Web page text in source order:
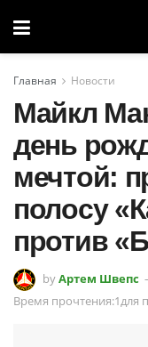
Главная Новости
Майкл
день
мечтой:
полосу
против
byАртем Швепс
Время прочтения:1для